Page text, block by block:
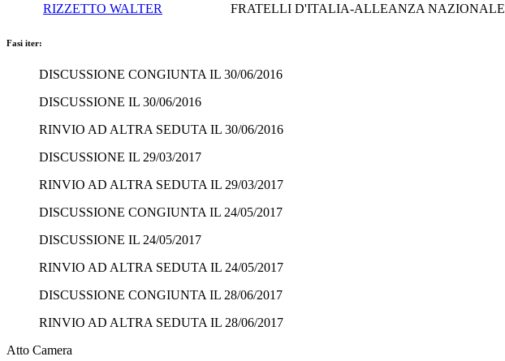
RIZZETTO WALTER
FRATELLI D'ITALIA-ALLEANZA NAZIONALE
Fasi iter:
DISCUSSIONE CONGIUNTA IL 30/06/2016
DISCUSSIONE IL 30/06/2016
RINVIO AD ALTRA SEDUTA IL 30/06/2016
DISCUSSIONE IL 29/03/2017
RINVIO AD ALTRA SEDUTA IL 29/03/2017
DISCUSSIONE CONGIUNTA IL 24/05/2017
DISCUSSIONE IL 24/05/2017
RINVIO AD ALTRA SEDUTA IL 24/05/2017
DISCUSSIONE CONGIUNTA IL 28/06/2017
RINVIO AD ALTRA SEDUTA IL 28/06/2017
Atto Camera